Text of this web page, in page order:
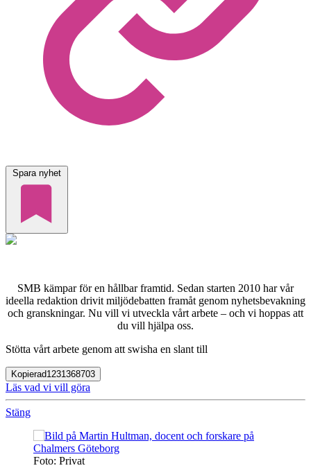
Spara nyhet
SMB kämpar för en hållbar framtid. Sedan starten 2010 har vår
ideella redaktion drivit miljödebatten framåt genom nyhetsbevakning
och granskningar. Nu vill vi utveckla vårt arbete – och vi hoppas att
du vill hjälpa oss.
Stötta vårt arbete genom att swisha en slant till
Kopierad1231368703
Läs vad vi vill göra
Stäng
Foto: Privat